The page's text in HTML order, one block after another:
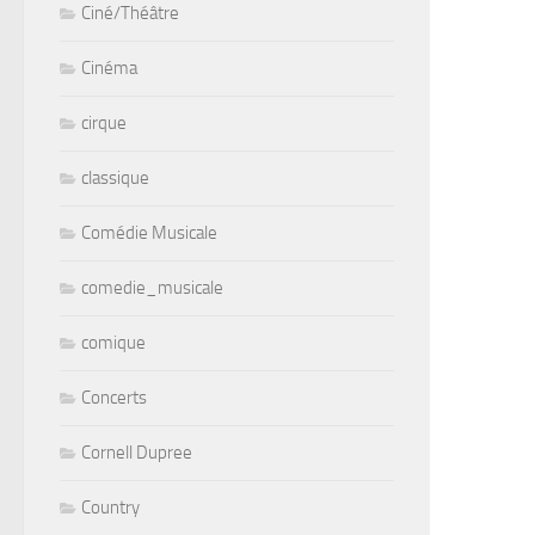
Ciné/Théâtre
Cinéma
cirque
classique
Comédie Musicale
comedie_musicale
comique
Concerts
Cornell Dupree
Country